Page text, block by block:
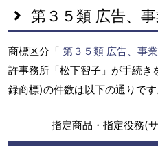
第３５類 広告、
商標区分「 第３５類 広告、事
許事務所「松下智子」が手続き
録商標)の件数は以下の通りです
指定商品・指定役務(